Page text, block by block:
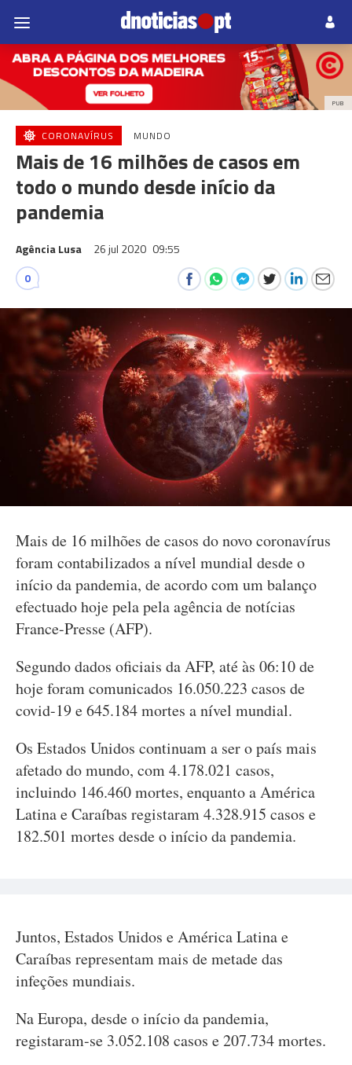
PUB
CORONAVÍRUS MUNDO
Mais de 16 milhões de casos em
todo o mundo desde início da
pandemia
Agência Lusa 26 jul 2020 09:55
0
Mais de 16 milhões de casos do novo coronavírus
foram contabilizados a nível mundial desde o
início da pandemia, de acordo com um balanço
efectuado hoje pela pela agência de notícias
France-Presse (AFP).
Segundo dados oficiais da AFP, até às 06:10 de
hoje foram comunicados 16.050.223 casos de
covid-19 e 645.184 mortes a nível mundial.
Os Estados Unidos continuam a ser o país mais
afetado do mundo, com 4.178.021 casos,
incluindo 146.460 mortes, enquanto a América
Latina e Caraíbas registaram 4.328.915 casos e
182.501 mortes desde o início da pandemia.
Juntos, Estados Unidos e América Latina e
Caraíbas representam mais de metade das
infeções mundiais.
Na Europa, desde o início da pandemia,
registaram-se 3.052.108 casos e 207.734 mortes.